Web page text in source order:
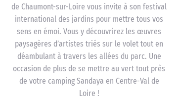
de Chaumont-sur-Loire vous invite à son festival
international des jardins pour mettre tous vos
sens en émoi. Vous y découvrirez les œuvres
paysagères d’artistes triés sur le volet tout en
déambulant à travers les allées du parc. Une
occasion de plus de se mettre au vert tout près
de votre camping Sandaya en Centre-Val de
Loire !